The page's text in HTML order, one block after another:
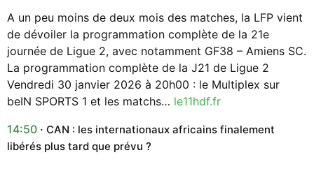
A un peu moins de deux mois des matches, la LFP vient
de dévoiler la programmation complète de la 21e
journée de Ligue 2, avec notamment GF38 – Amiens SC.
La programmation complète de la J21 de Ligue 2
Vendredi 30 janvier 2026 à 20h00 : le Multiplex sur
beIN SPORTS 1 et les matchs… le11hdf.fr
14:50
CAN : les internationaux africains finalement
libérés plus tard que prévu ?